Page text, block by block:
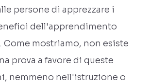
persone di apprezzare i
dell'apprendimento
Come mostriamo, non esiste
prova a favore di queste
nemmeno nell'istruzione o